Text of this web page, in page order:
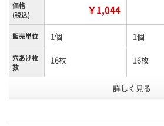
価格
(税込)
￥1,044
販売単位 1個 1個
穴あけ枚
数
16枚 16枚
ブルー
号
詳しく見る